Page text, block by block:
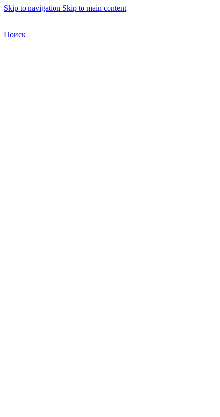
Skip to navigation Skip to main content
Поиск